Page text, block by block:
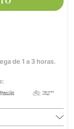
de 1 a 3 horas.